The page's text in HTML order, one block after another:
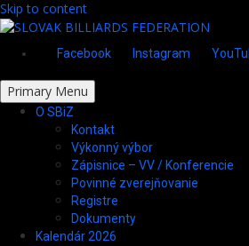
Skip to content
Facebook Instagram
Primary Menu
O SBiZ
Kontakt
Výkonný výbor
Zápisnice – VV / Konferencie
Povinné zverejňovanie
Registre
Dokumenty
Kalendár 2026